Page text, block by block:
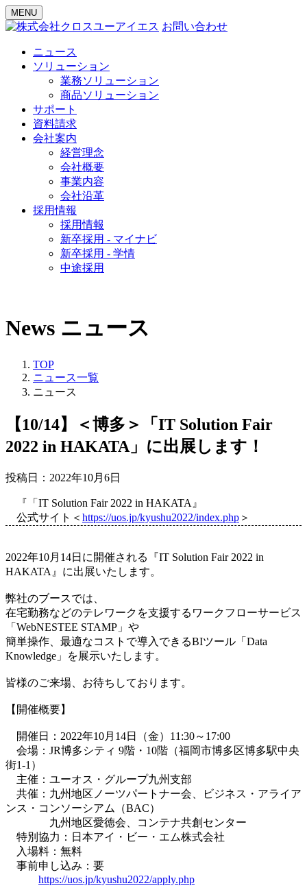
MENU
お問い合わせ
ニュース
ソリューション
業務ソリューション
商品ソリューション
サポート
資料請求
会社案内
経営理念
会社概要
事業内容
会社沿革
採用情報
採用情報
新卒採用 - マイナビ
新卒採用 - 学情
中途採用
News ニュース
TOP
ニュース一覧
ニュース
【10/14】＜博多＞「IT Solution Fair
2022 in HAKATA」に出展します！
投稿日：2022年10月6日
『「IT Solution Fair 2022 in HAKATA』
公式サイト＜ https://uos.jp/kyushu2022/index.php ＞
2022年10月14日に開催される『IT Solution Fair 2022 in
HAKATA』に出展いたします。
弊社のブースでは、
在宅勤務などのテレワークを支援するワークフローサービス
「WebNESTEE STAMP」や
簡単操作、最適なコストで導入できるBIツール「Data
Knowledge」を展示いたします。
皆様のご来場、お待ちしております。
【開催概要】
開催日：2022年10月14日（金）11:30～17:00
会場：JR博多シティ 9階・10階（福岡市博多区博多駅中央
街1-1）
主催：ユーオス・グループ九州支部
共催：九州地区ノーツパートナー会、ビジネス・アライア
ンス・コンソーシアム（BAC）
九州地区愛徳会、コンテナ共創センター
特別協力：日本アイ・ビー・エム株式会社
入場料：無料
事前申し込み：要
https://uos.jp/kyushu2022/apply.php